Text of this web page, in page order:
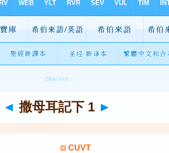
◄ 撒母耳記下 1 ►
CUVT